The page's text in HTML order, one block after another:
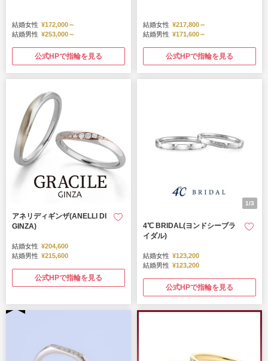
結婚女性 ¥172,000～
結婚男性 ¥253,000～
公式HPで指輪を見る
結婚女性 ¥217,800～
結婚男性 ¥171,600～
公式HPで指輪を見る
アネリディギンザ(ANELLI DI
GINZA)
結婚女性 ¥204,600
結婚男性 ¥215,600
公式HPで指輪を見る
1/3
4℃ BRIDAL(ヨンドシーブラ
イダル)
結婚女性 ¥123,200
結婚男性 ¥123,200
公式HPで指輪を見る